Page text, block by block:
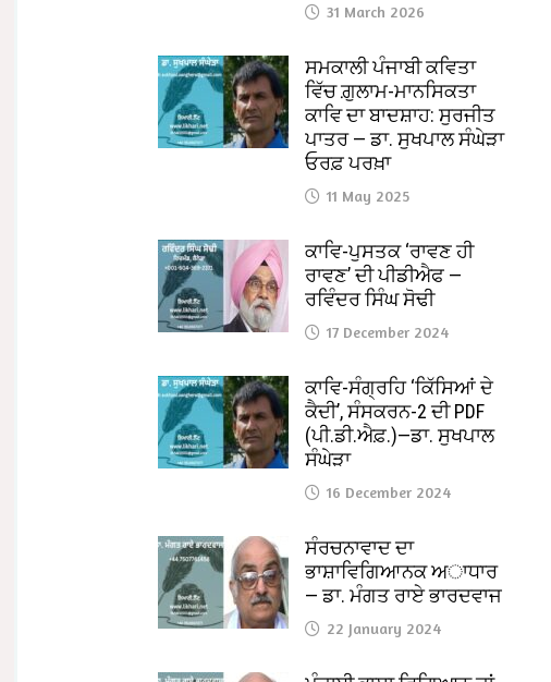
31 March 2026
ਸਮਕਾਲੀ ਪੰਜਾਬੀ ਕਵਿਤਾ
ਵਿੱਚ ਗ਼ੁਲਾਮ-ਮਾਨਸਿਕਤਾ
ਕਾਵਿ ਦਾ ਬਾਦਸ਼ਾਹ: ਸੁਰਜੀਤ
ਪਾਤਰ — ਡਾ. ਸੁਖਪਾਲ ਸੰਘੇੜਾ
ਓਰਫ਼ ਪਰਖ਼ਾ
11 May 2025
ਕਾਵਿ-ਪੁਸਤਕ ‘ਰਾਵਣ ਹੀ
ਰਾਵਣ’ ਦੀ ਪੀਡੀਐਫ —
ਰਵਿੰਦਰ ਸਿੰਘ ਸੋਢੀ
17 December 2024
ਕਾਵਿ-ਸੰਗ੍ਰਹਿ ‘ਕਿੱਸਿਆਂ ਦੇ
ਕੈਦੀ’, ਸੰਸਕਰਨ-2 ਦੀ PDF
(ਪੀ.ਡੀ.ਐਫ਼.)—ਡਾ. ਸੁਖਪਾਲ
ਸੰਘੇੜਾ
16 December 2024
ਸੰਰਚਨਾਵਾਦ ਦਾ
ਭਾਸ਼ਾਵਿਗਿਆਨਕ ਅਾਧਾਰ
— ਡਾ. ਮੰਗਤ ਰਾਏ ਭਾਰਦਵਾਜ
22 January 2024